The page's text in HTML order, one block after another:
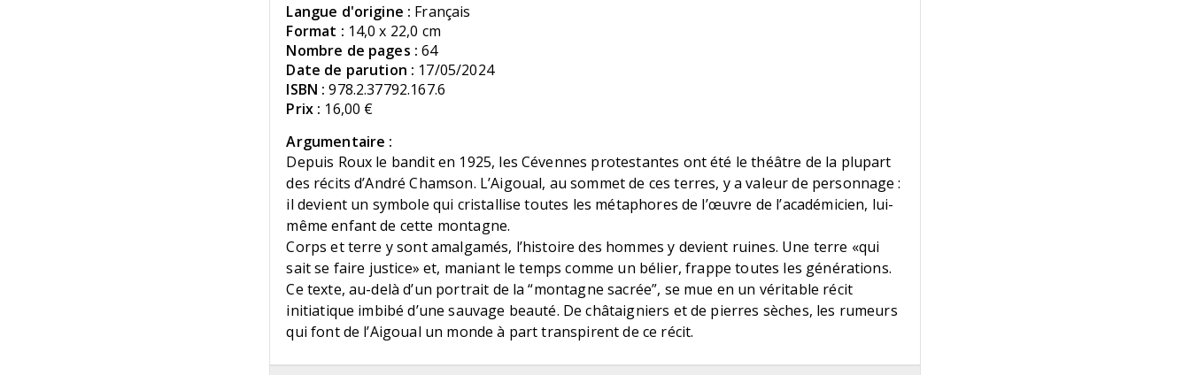
Langue d'origine : Français
Format : 14,0 x 22,0 cm
Nombre de pages : 64
Date de parution : 17/05/2024
ISBN : 978.2.37792.167.6
Prix : 16,00 €
Argumentaire :
Depuis Roux le bandit en 1925, les Cévennes protestantes ont été le théâtre de la plupart
des récits d’André Chamson. L’Aigoual, au sommet de ces terres, y a valeur de personnage :
il devient un symbole qui cristallise toutes les métaphores de l’œuvre de l’académicien, lui-
même enfant de cette montagne.
Corps et terre y sont amalgamés, l’histoire des hommes y devient ruines. Une terre «qui
sait se faire justice» et, maniant le temps comme un bélier, frappe toutes les générations.
Ce texte, au-delà d’un portrait de la “montagne sacrée”, se mue en un véritable récit
initiatique imbibé d’une sauvage beauté. De châtaigniers et de pierres sèches, les rumeurs
qui font de l’Aigoual un monde à part transpirent de ce récit.